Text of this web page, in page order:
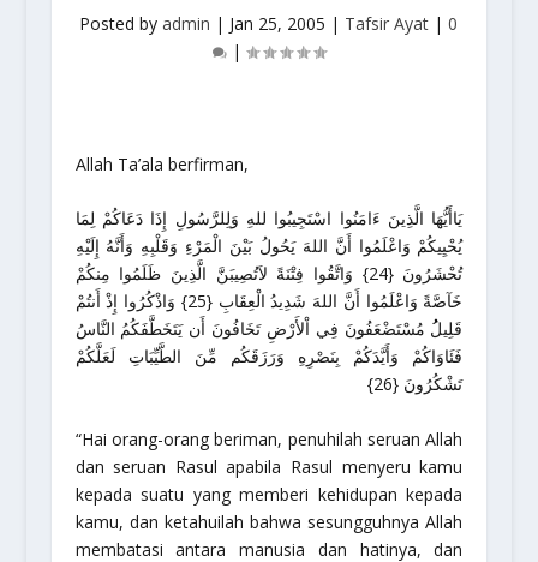
Posted byadmin | Jan 25, 2005 | Tafsir Ayat |0
|
Allah Ta’ala berfirman,
يَاأَيُّهَا الَّذِينَ ءَامَنُوا اسْتَجِيبُوا للهِ وَلِلرَّسُولِ إِذَا دَعَاكُمْ لِمَا
يُحْيِيكُمْ وَاعْلَمُوا أَنَّ اللهَ يَحُولُ بَيْنَ الْمَرْءِ وَقَلْبِهِ وَأَنَّهُ إِلَيْهِ
تُحْشَرُونَ {24} وَاتَّقُوا فِتْنَةً لاَتُصِيبَنَّ الَّذِينَ ظَلَمُوا مِنكُمْ
خَآصَّةً وَاعْلَمُوا أَنَّ اللهَ شَدِيدُ الْعِقَابِ {25} وَاذْكُرُوا إِذْ أَنتُمْ
قَلِيلُُ مُسْتَضْعَفُونَ فِي اْلأَرْضِ تَخَافُونَ أَن يَتَخَطَّفَكُمُ النَّاسُ
فَئَاوَاكُمْ وَأَيَّدَكُمْ بِنَصْرِهِ وَرَزَقَكُم مِّنَ الطَّيِّبَاتِ لَعَلَّكُمْ
تَشْكُرُونَ {26}
“Hai orang-orang beriman, penuhilah seruan Allah
dan seruan Rasul apabila Rasul menyeru kamu
kepada suatu yang memberi kehidupan kepada
kamu, dan ketahuilah bahwa sesungguhnya Allah
membatasi antara manusia dan hatinya, dan